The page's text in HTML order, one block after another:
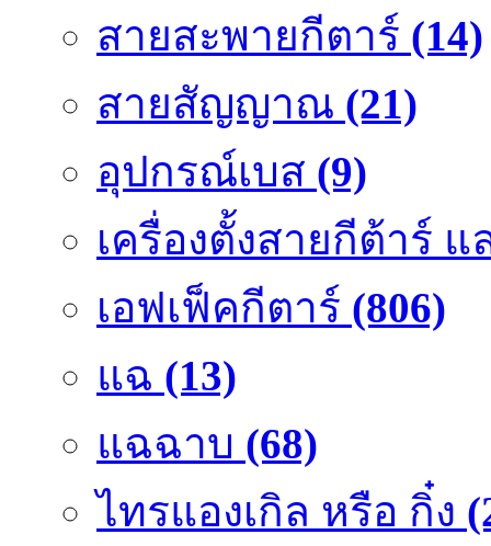
สายสะพายกีตาร์ (14)
สายสัญญาณ (21)
อุปกรณ์เบส (9)
เครื่องตั้งสายกีต้าร์ แ
เอฟเฟ็คกีตาร์ (806)
แฉ (13)
แฉฉาบ (68)
ไทรแองเกิล หรือ กิ๋ง